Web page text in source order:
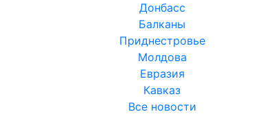
Донбасс
Балканы
Приднестровье
Молдова
Евразия
Кавказ
Все новости